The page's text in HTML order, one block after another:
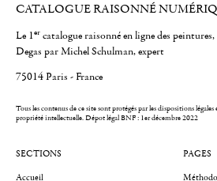
CATALOGUE RAISONNÉ
Le 1er catalogue raisonné en ligne des
Degas par Michel Schulman, expert
75014 Paris - France
Tous les contenus de ce site sont protégés par les dispositions
propriété intellectuelle.Dépot légal BNF : 1er décembre 2022
SECTIONS
Accueil
PAGES